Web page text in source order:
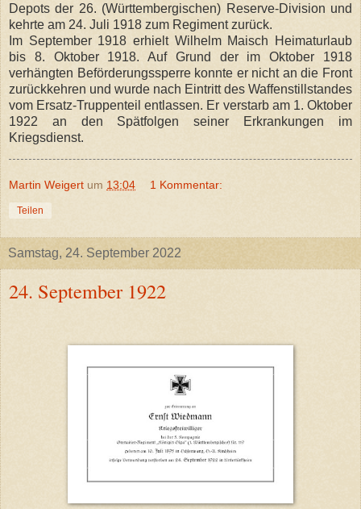
Depots der 26. (Württembergischen) Reserve-Division und
kehrte am 24. Juli 1918 zum Regiment zurück.
Im September 1918 erhielt Wilhelm Maisch Heimaturlaub
bis 8. Oktober 1918. Auf Grund der im Oktober 1918
verhängten Beförderungssperre konnte er nicht an die Front
zurückkehren und wurde nach Eintritt des Waffenstillstandes
vom Ersatz-Truppenteil entlassen. Er verstarb am 1. Oktober
1922 an den Spätfolgen seiner Erkrankungen im
Kriegsdienst.
Martin Weigert um 13:04 1 Kommentar:
Teilen
Samstag, 24. September 2022
24. September 1922